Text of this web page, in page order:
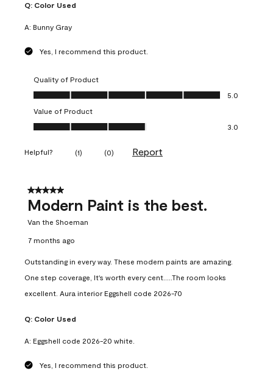
Q: Color Used
A: Bunny Gray
Yes, I recommend this product.
Quality of Product
Quality of Product, 5.0 out of 5
5.0
Value of Product
Value of Product, 3.0 out of 5
3.0
Helpful? (1) (0) Report
5 out of 5 stars.
Modern Paint is the best.
Van the Shoeman
7 months ago
Outstanding in every way. These modern paints are amazing.
One step coverage, It's worth every cent.....The room looks
excellent. Aura interior Eggshell code 2026-70
Q: Color Used
A: Eggshell code 2026-20 white.
Yes, I recommend this product.